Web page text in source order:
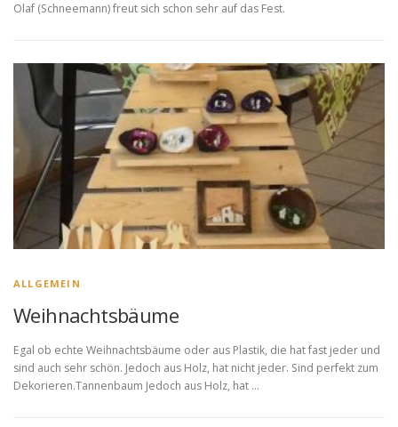
Olaf (Schneemann) freut sich schon sehr auf das Fest.
ALLGEMEIN
Weihnachtsbäume
Egal ob echte Weihnachtsbäume oder aus Plastik, die hat fast jeder und
sind auch sehr schön. Jedoch aus Holz, hat nicht jeder. Sind perfekt zum
Dekorieren.Tannenbaum Jedoch aus Holz, hat …